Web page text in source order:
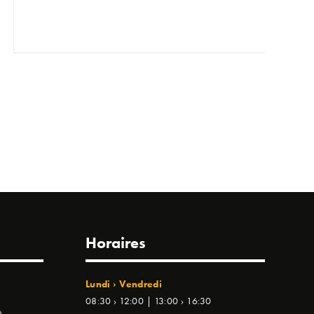
Horaires
Lundi › Vendredi
08:30 › 12:00 | 13:00 › 16:30